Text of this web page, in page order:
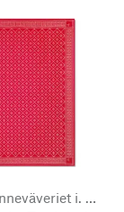
Ekelund Linneväveriet i. Horred